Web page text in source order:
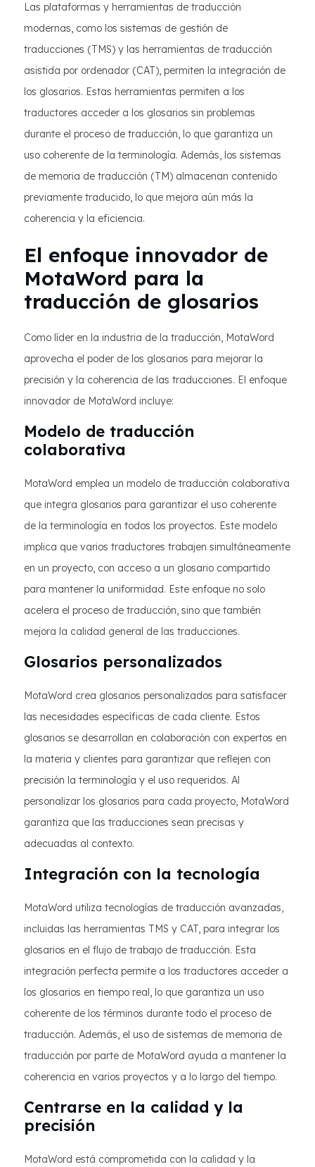
Las plataformas y herramientas de traducción
modernas, como los sistemas de gestión de
traducciones (TMS) y las herramientas de traducción
asistida por ordenador (CAT), permiten la integración de
los glosarios. Estas herramientas permiten a los
traductores acceder a los glosarios sin problemas
durante el proceso de traducción, lo que garantiza un
uso coherente de la terminología. Además, los sistemas
de memoria de traducción (TM) almacenan contenido
previamente traducido, lo que mejora aún más la
coherencia y la eficiencia.
El enfoque innovador de
MotaWord para la
traducción de glosarios
Como líder en la industria de la traducción, MotaWord
aprovecha el poder de los glosarios para mejorar la
precisión y la coherencia de las traducciones. El enfoque
innovador de MotaWord incluye:
Modelo de traducción
colaborativa
MotaWord emplea un modelo de traducción colaborativa
que integra glosarios para garantizar el uso coherente
de la terminología en todos los proyectos. Este modelo
implica que varios traductores trabajen simultáneamente
en un proyecto, con acceso a un glosario compartido
para mantener la uniformidad. Este enfoque no solo
acelera el proceso de traducción, sino que también
mejora la calidad general de las traducciones.
Glosarios personalizados
MotaWord crea glosarios personalizados para satisfacer
las necesidades específicas de cada cliente. Estos
glosarios se desarrollan en colaboración con expertos en
la materia y clientes para garantizar que reflejen con
precisión la terminología y el uso requeridos. Al
personalizar los glosarios para cada proyecto, MotaWord
garantiza que las traducciones sean precisas y
adecuadas al contexto.
Integración con la tecnología
MotaWord utiliza tecnologías de traducción avanzadas,
incluidas las herramientas TMS y CAT, para integrar los
glosarios en el flujo de trabajo de traducción. Esta
integración perfecta permite a los traductores acceder a
los glosarios en tiempo real, lo que garantiza un uso
coherente de los términos durante todo el proceso de
traducción. Además, el uso de sistemas de memoria de
traducción por parte de MotaWord ayuda a mantener la
coherencia en varios proyectos y a lo largo del tiempo.
Centrarse en la calidad y la
precisión
MotaWord está comprometida con la calidad y la